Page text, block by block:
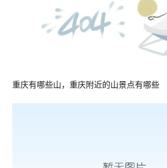
重庆有哪些山，重庆附近的山景点有哪些